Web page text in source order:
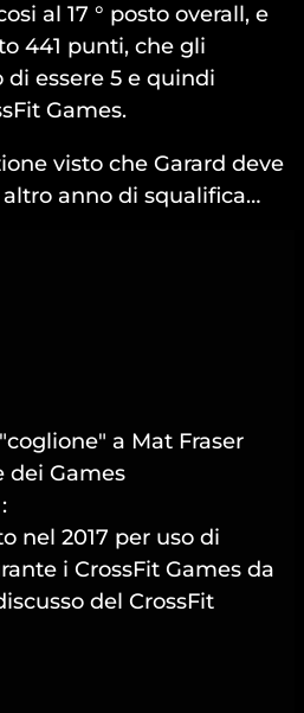
al 17 ° posto overall, e
441 punti, che gli
essere 5 e quindi
Games.
visto che Garard deve
anno di squalifica…
a Mat Fraser
dei Games
nel 2017 per uso di
i CrossFit Games da
del CrossFit